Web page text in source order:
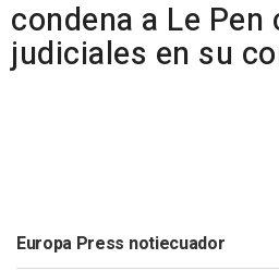
condena a Le
judiciales en su
Europa Press notiecuador